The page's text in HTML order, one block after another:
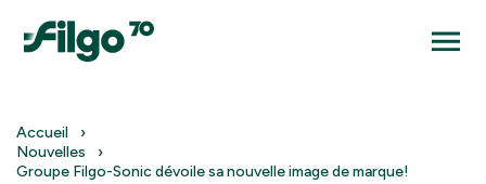
Accueil
Nouvelles
Groupe Filgo-Sonic dévoile sa nouvelle image de marque!